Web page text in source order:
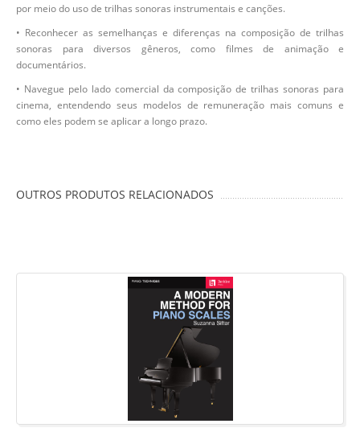
por meio do uso de trilhas sonoras instrumentais e canções.
• Reconhecer as semelhanças e diferenças na composição de trilhas
sonoras para diversos gêneros, como filmes de animação e
documentários.
• Navegue pelo lado comercial da composição de trilhas sonoras para
cinema, entendendo seus modelos de remuneração mais comuns e
como eles podem se aplicar a longo prazo.
OUTROS PRODUTOS RELACIONADOS